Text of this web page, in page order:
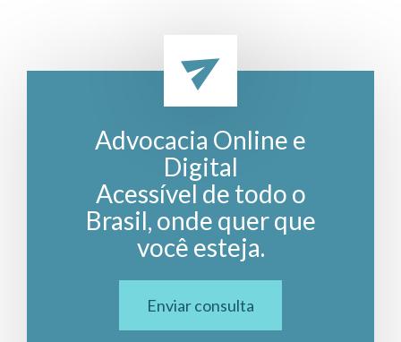
Advocacia Online e
Digital
Acessível de todo o
Brasil, onde quer que
você esteja.
Enviar consulta